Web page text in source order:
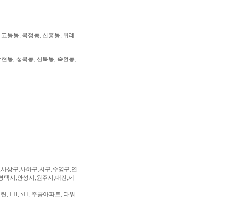
등동, 복정동, 신흥동, 위례
동, 성복동, 신북동, 죽전동,
상구,사하구,서구,수영구,연
시,안성시,원주시,대전,세
, LH, SH, 주공아파트, 타워